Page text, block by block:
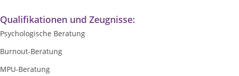
Qualifikationen und Zeugnisse:
Psychologische Beratung
Burnout-Beratung
MPU-Beratung